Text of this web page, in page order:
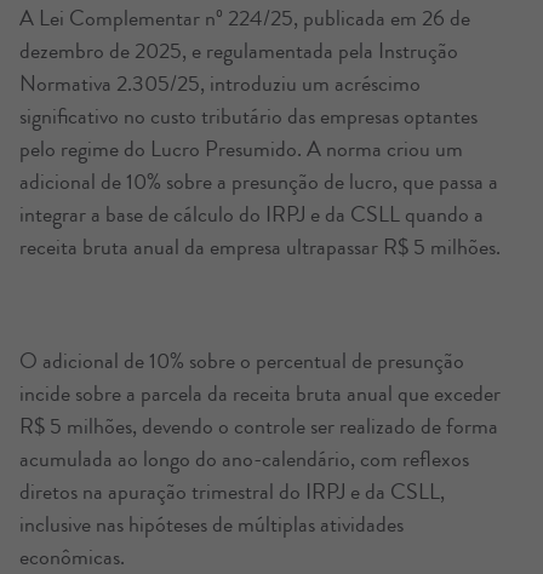
A Lei Complementar nº 224/25, publicada em 26 de
dezembro de 2025, e regulamentada pela Instrução
Normativa 2.305/25, introduziu um acréscimo
significativo no custo tributário das empresas optantes
pelo regime do Lucro Presumido. A norma criou um
adicional de 10% sobre a presunção de lucro, que passa a
integrar a base de cálculo do IRPJ e da CSLL quando a
receita bruta anual da empresa ultrapassar R$ 5 milhões.
O adicional de 10% sobre o percentual de presunção
incide sobre a parcela da receita bruta anual que exceder
R$ 5 milhões, devendo o controle ser realizado de forma
acumulada ao longo do ano-calendário, com reflexos
diretos na apuração trimestral do IRPJ e da CSLL,
inclusive nas hipóteses de múltiplas atividades
econômicas.